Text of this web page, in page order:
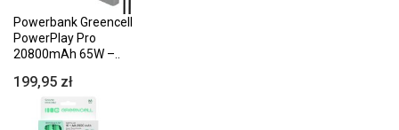
Powerbank Greencell
PowerPlay Pro
20800mAh 65W –..
199,95 zł